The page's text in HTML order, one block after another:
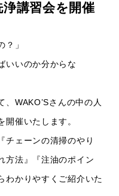
講習会を開催
？」
いいのか分からな
WAKO’Sさんの中の人
催いたします。
チェーンの清掃のやり
方法』『注油のポイン
わかりやすくご紹介いた